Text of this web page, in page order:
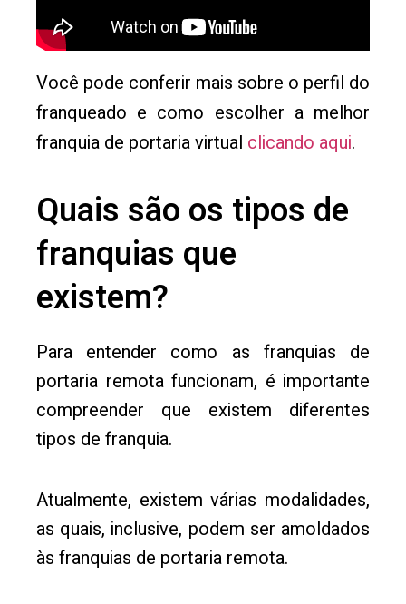
Você pode conferir mais sobre o perfil do
franqueado e como escolher a melhor
franquia de portaria virtual clicando aqui.
Quais são os tipos de
franquias que
existem?
Para entender como as franquias de
portaria remota funcionam, é importante
compreender que existem diferentes
tipos de franquia.
Atualmente, existem várias modalidades,
as quais, inclusive, podem ser amoldados
às franquias de portaria remota.